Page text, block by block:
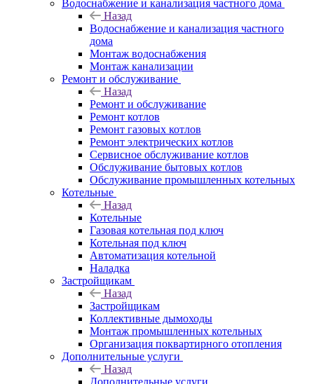
Водоснабжение и канализация частного дома
Назад
Водоснабжение и канализация частного
дома
Монтаж водоснабжения
Монтаж канализации
Ремонт и обслуживание
Назад
Ремонт и обслуживание
Ремонт котлов
Ремонт газовых котлов
Ремонт электрических котлов
Сервисное обслуживание котлов
Обслуживание бытовых котлов
Обслуживание промышленных котельных
Котельные
Назад
Котельные
Газовая котельная под ключ
Котельная под ключ
Автоматизация котельной
Наладка
Застройщикам
Назад
Застройщикам
Коллективные дымоходы
Монтаж промышленных котельных
Организация поквартирного отопления
Дополнительные услуги
Назад
Дополнительные услуги